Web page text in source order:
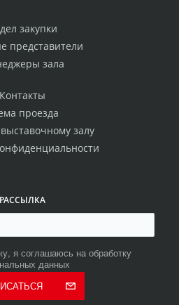
закупки
представители
зала
Контакты
проезда
залу
РАССЫЛКА
я соглашаюсь на обработку
данных